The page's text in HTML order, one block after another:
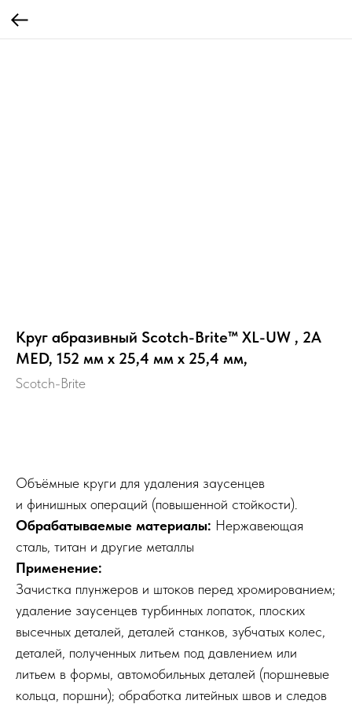
Круг абразивный Scotch-Brite™ XL-UW , 2A
MED, 152 мм х 25,4 мм х 25,4 мм,
Scotch-Brite
Объёмные круги для удаления заусенцев
и финишных операций (повышенной стойкости).
Обрабатываемые материалы: Нержавеющая
сталь, титан и другие металлы
Применение:
Зачистка плунжеров и штоков перед хромированием;
удаление заусенцев турбинных лопаток, плоских
высечных деталей, деталей станков, зубчатых колес,
деталей, полученных литьем под давлением или
литьем в формы, автомобильных деталей (поршневые
кольца, поршни); обработка литейных швов и следов